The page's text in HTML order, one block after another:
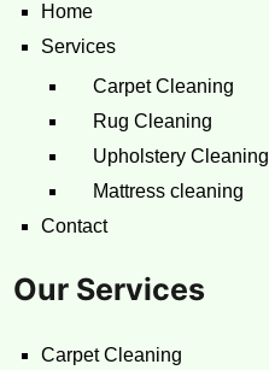
Home
Services
Carpet Cleaning
Rug Cleaning
Upholstery Cleaning
Mattress cleaning
Contact
Our Services
Carpet Cleaning